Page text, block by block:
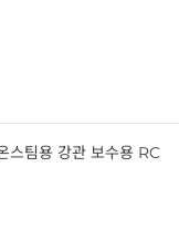
스팀용 강관 보수용 RC